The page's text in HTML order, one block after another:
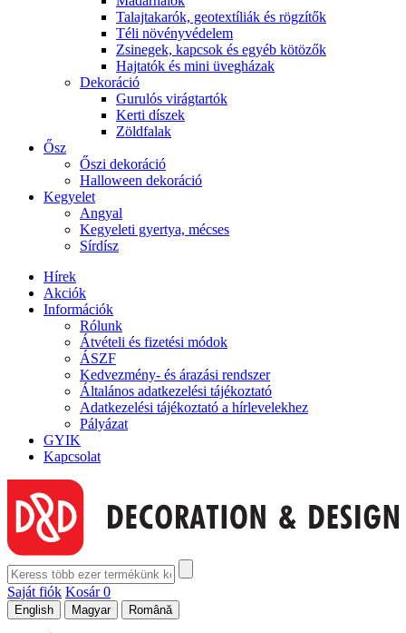
Talajtakarók, geotextíliák és rögzítők
Téli növényvédelem
Zsinegek, kapcsok és egyéb kötözők
Hajtatók és mini üvegházak
Dekoráció
Gurulós virágtartók
Kerti díszek
Zöldfalak
Ősz
Őszi dekoráció
Halloween dekoráció
Kegyelet
Angyal
Kegyeleti gyertya, mécses
Sírdísz
Hírek
Akciók
Információk
Rólunk
Átvételi és fizetési módok
ÁSZF
Kedvezmény- és árazási rendszer
Általános adatkezelési tájékoztató
Adatkezelési tájékoztató a hírlevelekhez
Pályázat
GYIK
Kapcsolat
Saját fiók Kosár 0